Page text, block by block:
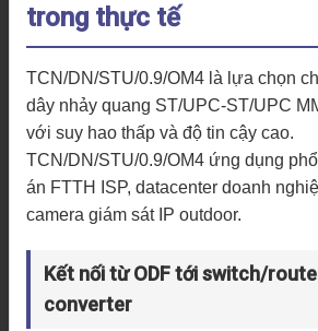
trong thực tế
TCN/DN/STU/0.9/OM4 là lựa chọn
dây nhảy quang ST/UPC-ST/UPC
với suy hao thấp và độ tin cậy cao.
TCN/DN/STU/0.9/OM4 ứng dụng
án FTTH ISP, datacenter doanh
camera giám sát IP outdoor.
Kết nối từ ODF tới switch/
converter